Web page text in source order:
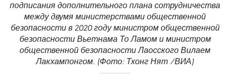
подписания дополнительного плана сотрудничества
между двумя министерствами общественной
безопасности в 2020 году министром общественной
безопасности Вьетнама То Ламом и министром
общественной безопасности Лаосского Вилаем
Лакхампонгом. (Фото: Тхонг Нят /ВИА)